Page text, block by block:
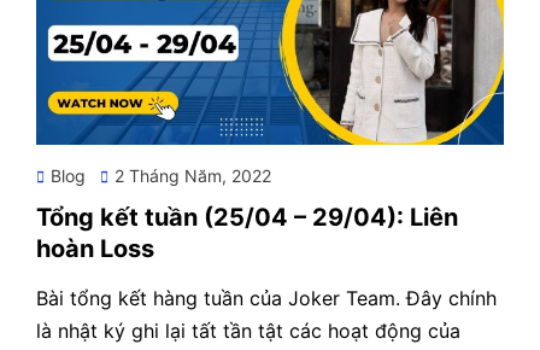
Blog
Posted
2 Tháng Năm, 2022
Tổng kết tuần (25/04 – 29/04): Liên
hoàn Loss
Bài tổng kết hàng tuần của Joker Team. Đây chính
là nhật ký ghi lại tất tần tật các hoạt động của